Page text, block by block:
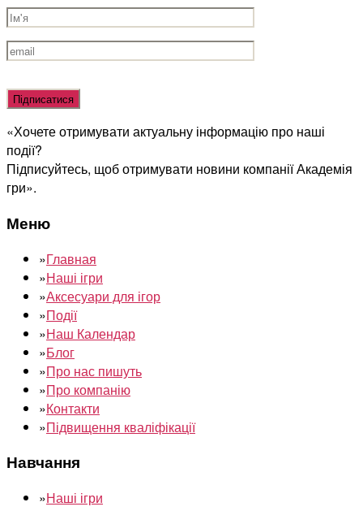
Оставьте
это
пустым.
«Хочете отримувати актуальну інформацію про наші
події?
Підписуйтесь, щоб отримувати новини компанії Академія
гри».
Меню
»Главная
»Наші ігри
»Аксесуари для ігор
»Події
»Наш Календар
»Блог
»Про нас пишуть
»Про компанію
»Контакти
»Підвищення кваліфікації
Навчання
»Наші ігри